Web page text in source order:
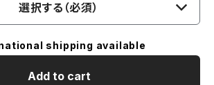
選択する（必須）
shipping available
Add to cart